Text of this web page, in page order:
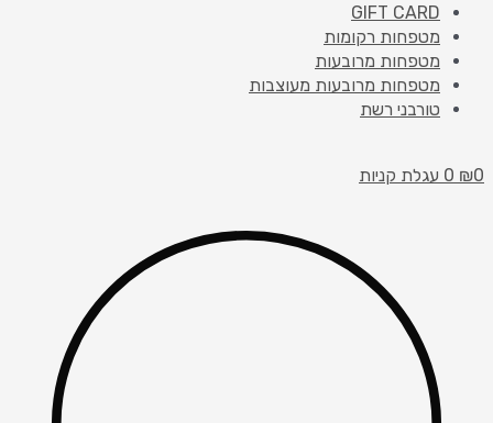
GIFT CARD
מטפחות רקומות
מטפחות מרובעות
מטפחות מרובעות מעוצבות
טורבני רשת
עגלת קניות